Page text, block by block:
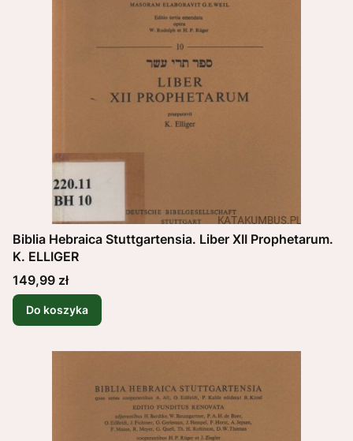
Biblia Hebraica Stuttgartensia. Liber XII Prophetarum.
K. ELLIGER
Cena
149,99 zł
Do koszyka